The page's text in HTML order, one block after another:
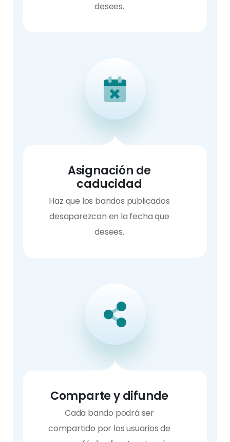
desees.
Asignación de
caducidad
Haz que los bandos publicados
desaparezcan en la fecha que
desees.
Comparte y difunde
Cada bando podrá ser
compartido por los usuarios de